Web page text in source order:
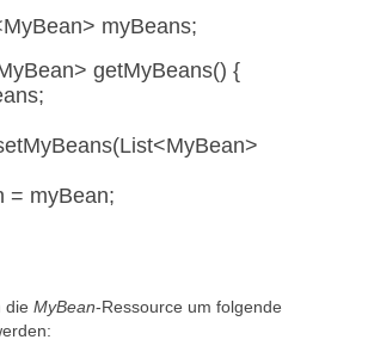
myBeans;
getMyBeans() {
= myBean;
die MyBean-Ressource um folgende